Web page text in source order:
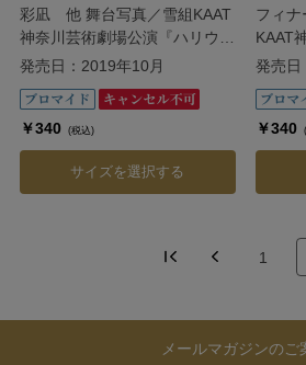
彩凪 他 舞台写真／雪組KAAT
神奈川芸術劇場公演『ハリウッ
ド・ゴシップ』
発売日：2019年10月
￥340 (税込)
サイズを選択する
フィナ
KAAT
リウッ
発売日
￥340
1
メールマガジンのご